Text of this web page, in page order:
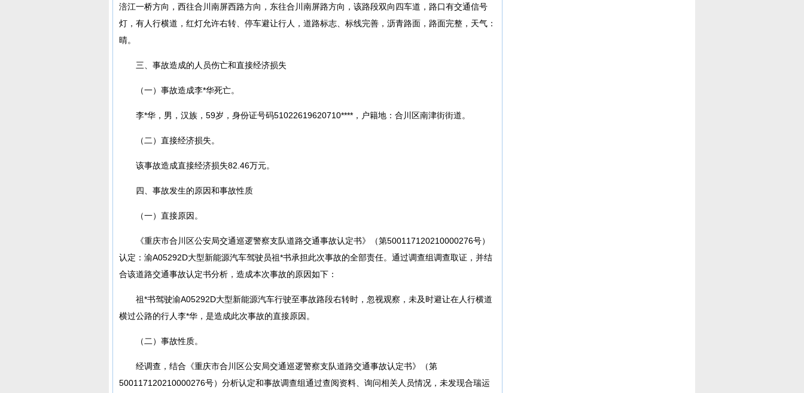
涪江一桥方向，西往合川南屏西路方向，东往合川南屏路方向，该路段双向四车道，路口有交通信号
灯，有人行横道，红灯允许右转、停车避让行人，道路标志、标线完善，沥青路面，路面完整，天气：
晴。
三、事故造成的人员伤亡和直接经济损失
（一）事故造成李*华死亡。
李*华，男，汉族，59岁，身份证号码51022619620710****，户籍地：合川区南津街街道。
（二）直接经济损失。
该事故造成直接经济损失82.46万元。
四、事故发生的原因和事故性质
（一）直接原因。
《重庆市合川区公安局交通巡逻警察支队道路交通事故认定书》（第500117120210000276号）
认定：渝A05292D大型新能源汽车驾驶员祖*书承担此次事故的全部责任。通过调查组调查取证，并结
合该道路交通事故认定书分析，造成本次事故的原因如下：
祖*书驾驶渝A05292D大型新能源汽车行驶至事故路段右转时，忽视观察，未及时避让在人行横道
横过公路的行人李*华，是造成此次事故的直接原因。
（二）事故性质。
经调查，结合《重庆市合川区公安局交通巡逻警察支队道路交通事故认定书》（第
500117120210000276号）分析认定和事故调查组通过查阅资料、询问相关人员情况，未发现合瑞运